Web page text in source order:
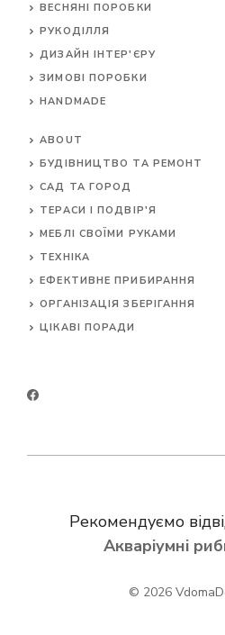
ВЕСНЯНІ ПОРОБКИ
РУКОДІЛЛЯ
ДИЗАЙН ІНТЕР'ЄРУ
ЗИМОВІ ПОРОБКИ
HANDMADE
ABOUT
БУДІВНИЦТВО ТА РЕМОНТ
САД ТА ГОРОД
ТЕРАСИ І ПОДВІР'Я
МЕБЛІ СВОЇМИ РУКАМИ
ТЕХНІКА
ЕФЕКТИВНЕ ПРИБИРАННЯ
ОРГАНІЗАЦІЯ ЗБЕРІГАННЯ
ЦІКАВІ ПОРАДИ
Рекомендуємо
Акваріумні
© 2026